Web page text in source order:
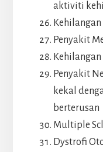
aktiviti
Penyakit
Penyakit
kekal
berterusan
Multiple
Dystrofi